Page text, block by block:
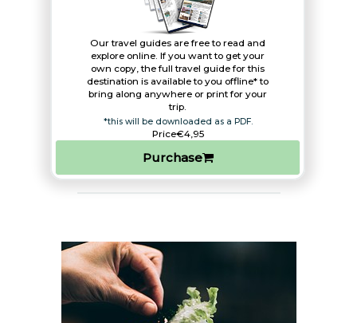
Our travel guides are free to read and
explore online. If you want to get your
own copy, the full travel guide for this
destination is available to you offline* to
bring along anywhere or print for your
trip.​
*this will be downloaded as a PDF.
Price€4,95
Purchase